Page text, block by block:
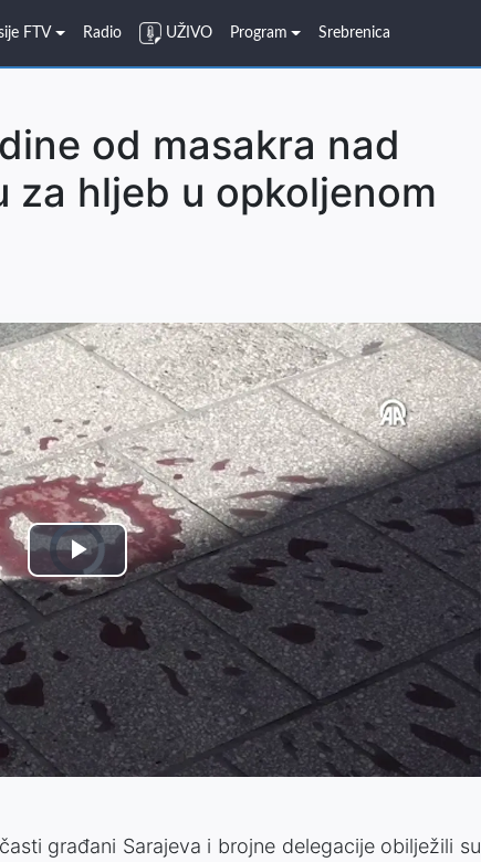
FTV Radio UŽIVO Program Srebrenica
od masakra nad
za hljeb u opkoljenom
Video
Player
is
loading.
Play
Video
građani Sarajeva i brojne delegacije obilježili su